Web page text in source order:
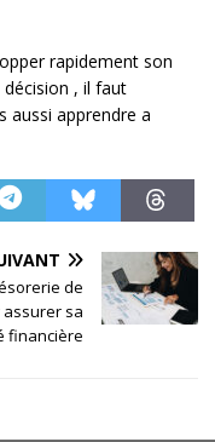
rapidement son
, il faut
aussi apprendre a
de
sa
financière